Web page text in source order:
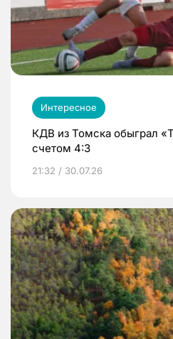
Интересное
КДВ из Томска обыграл
счетом 4:3
21:32 / 30.07.26